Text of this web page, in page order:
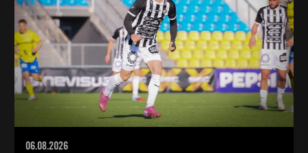
06.08.2026